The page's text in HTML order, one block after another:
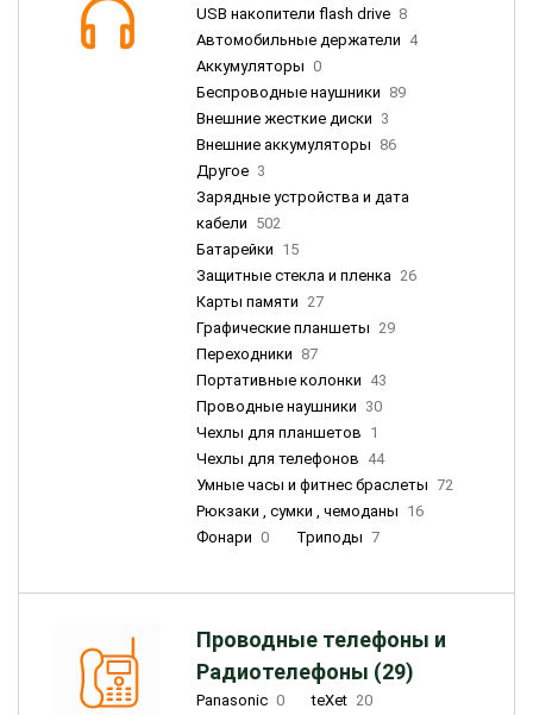
USB накопители flash drive 8
Автомобильные держатели 4
Аккумуляторы 0
Беспроводные наушники 89
Внешние жесткие диски 3
Внешние аккумуляторы 86
Другое 3
Зарядные устройства и дата
кабели 502
Батарейки 15
Защитные стекла и пленка 26
Карты памяти 27
Графические планшеты 29
Переходники 87
Портативные колонки 43
Проводные наушники 30
Чехлы для планшетов 1
Чехлы для телефонов 44
Умные часы и фитнес браслеты 72
Рюкзаки , сумки , чемоданы 16
Фонари 0 Триподы 7
Проводные телефоны и
Радиотелефоны (29)
Panasonic 0 teXet 20